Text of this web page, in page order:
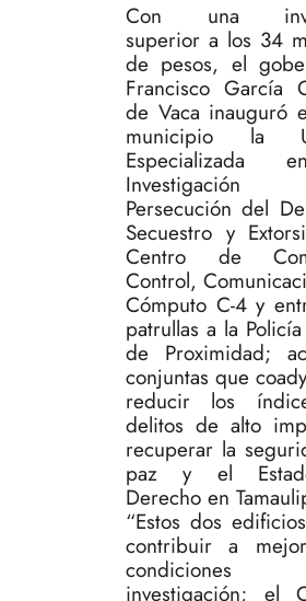
Con una
superior a los 34
de pesos, el
Francisco García
de Vaca inauguró
municipio la
Especializada
Persecución del
Secuestro y
Centro de
Control,
Cómputo C-4 y
patrullas a la Policía
de Proximidad;
conjuntas que
reducir los
delitos de alto
recuperar la
paz y el
Derecho en
“Estos dos
contribuir a
investigación; el